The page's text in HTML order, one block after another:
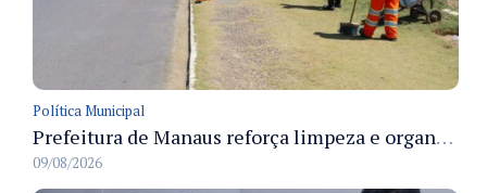
Política Municipal
Prefeitura de Manaus reforça limpeza e organização dos cemiterios municipais para receber famílias no Dia dos Pais
09/08/2026